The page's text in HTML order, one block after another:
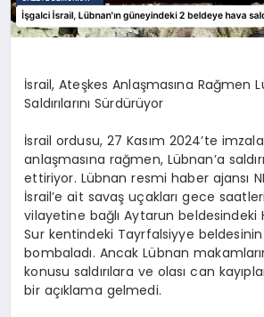
İsrail, Ateşkes Anlaşmasına Rağmen
Saldırılarını Sürdürüyor
İsrail ordusu, 27 Kasım 2024’te
anlaşmasına rağmen, Lübnan’a
ettiriyor. Lübnan resmi haber ajansı
İsrail’e ait savaş uçakları gece
vilayetine bağlı Aytarun beldesindeki
Sur kentindeki Tayrfalsiyye beldesinin
bombaladı. Ancak Lübnan
konusu saldırılara ve olası can
bir açıklama gelmedi.